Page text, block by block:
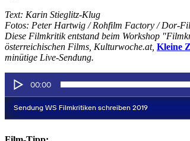
Text: Karin Stieglitz-Klug
Fotos: Peter Hartwig / Rohfilm Factory / Dor-
Diese Filmkritik entstand beim Workshop
österreichischen Films, Kulturwoche.at, Kleine
minütige Live-Sendung.